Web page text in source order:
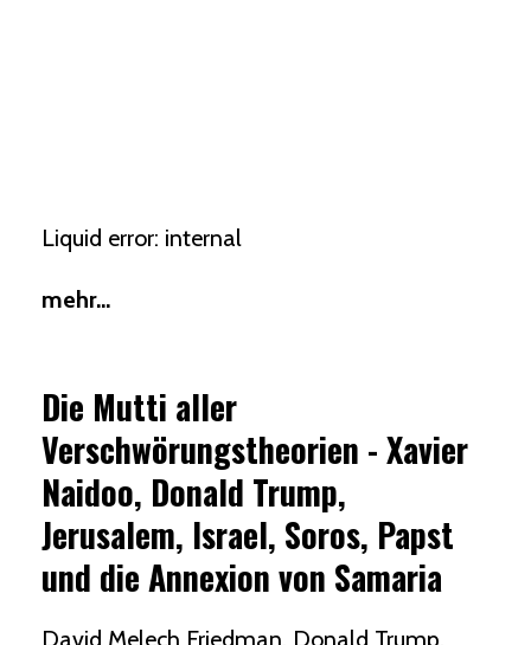
Liquid error: internal
mehr...
Die Mutti aller
Verschwörungstheorien - Xavier
Naidoo, Donald Trump,
Jerusalem, Israel, Soros, Papst
und die Annexion von Samaria